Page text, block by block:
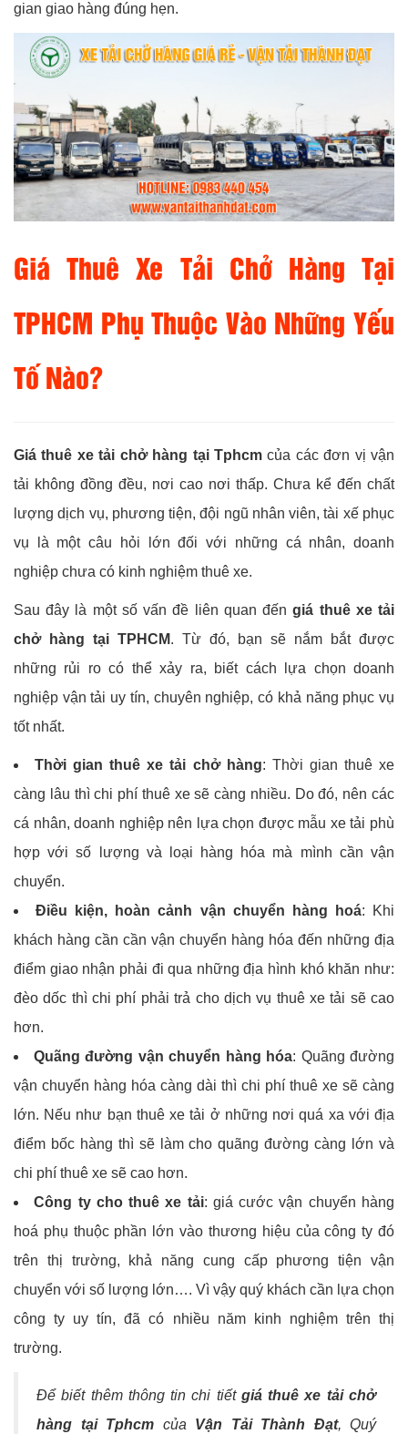
gian giao hàng đúng hẹn.
Giá Thuê Xe Tải Chở Hàng Tại
TPHCM Phụ Thuộc Vào Những Yếu
Tố Nào?
Giá thuê xe tải chở hàng tại Tphcmcủa các đơn vị vận
tải không đồng đều, nơi cao nơi thấp. Chưa kể đến chất
lượng dịch vụ, phương tiện, đội ngũ nhân viên, tài xế phục
vụ là một câu hỏi lớn đối với những cá nhân, doanh
nghiệp chưa có kinh nghiệm thuê xe.
Sau đây là một số vấn đề liên quan đếngiá thuê xe tải
chở hàng tại TPHCM. Từ đó, bạn sẽ nắm bắt được
những rủi ro có thể xảy ra, biết cách lựa chọn doanh
nghiệp vận tải uy tín, chuyên nghiệp, có khả năng phục vụ
tốt nhất.
Thời gian thuê xe tải chở hàng: Thời gian thuê xe
càng lâu thì chi phí thuê xe sẽ càng nhiều. Do đó, nên các
cá nhân, doanh nghiệp nên lựa chọn được mẫu xe tải phù
hợp với số lượng và loại hàng hóa mà mình cần vận
chuyển.
Điều kiện, hoàn cảnh vận chuyển hàng hoá: Khi
khách hàng cần cần vận chuyển hàng hóa đến những địa
điểm giao nhận phải đi qua những địa hình khó khăn như:
đèo dốc thì chi phí phải trả cho dịch vụ thuê xe tải sẽ cao
hơn.
Quãng đường vận chuyển hàng hóa: Quãng đường
vận chuyển hàng hóa càng dài thì chi phí thuê xe sẽ càng
lớn. Nếu như bạn thuê xe tải ở những nơi quá xa với địa
điểm bốc hàng thì sẽ làm cho quãng đường càng lớn và
chi phí thuê xe sẽ cao hơn.
Công ty cho thuê xe tải: giá cước vận chuyển hàng
hoá phụ thuộc phần lớn vào thương hiệu của công ty đó
trên thị trường, khả năng cung cấp phương tiện vận
chuyển với số lượng lớn…. Vì vậy quý khách cần lựa chọn
công ty uy tín, đã có nhiều năm kinh nghiệm trên thị
trường.
Để biết thêm thông tin chi tiết giá thuê xe tải chở
hàng tại Tphcm của Vận Tải Thành Đạt, Quý